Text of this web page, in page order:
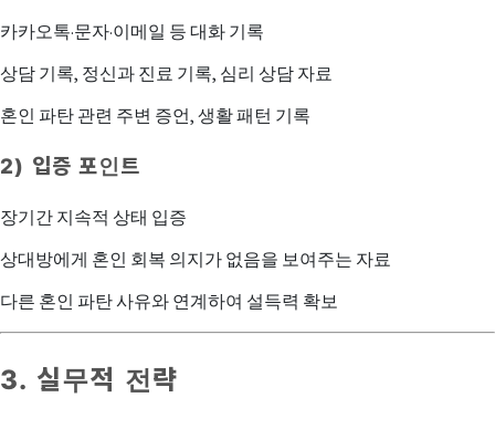
카카오톡·문자·이메일 등 대화 기록
상담 기록, 정신과 진료 기록, 심리 상담 자료
혼인 파탄 관련 주변 증언, 생활 패턴 기록
2) 입증 포인트
장기간 지속적 상태 입증
상대방에게 혼인 회복 의지가 없음을 보여주는 자료
다른 혼인 파탄 사유와 연계하여 설득력 확보
3. 실무적 전략